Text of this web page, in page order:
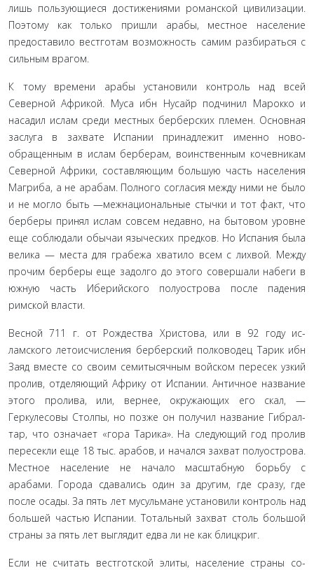
лишь пользующиеся достижениями романской цивилиза­ции.
Поэтому как только пришли арабы, местное население
предоставило вестготам возможность самим разбираться с
сильным врагом.
К тому времени арабы установили контроль над всей
Северной Африкой. Муса ибн Нусайр подчинил Марокко и
насадил ислам среди местных берберских племен. Основ­ная
заслуга в захвате Испании принадлежит именно ново­
обращенным в ислам берберам, воинственным кочевникам
Северной Африки, составляющим большую часть населе­ния
Магриба, а не арабам. Полного согласия между ними не было
и не могло быть —межнациональные стычки и тот факт, что
берберы принял ислам совсем недавно, на бытовом уровне
еще соблюдали обычаи языческих предков. Но Испа­ния была
велика — места для грабежа хватило всем с лихвой. Между
прочим берберы еще задолго до этого совершали на­беги в
южную часть Иберийского полуострова после паде­ния
римской власти.
Весной 711 г. от Рождества Христова, или в 92 году ис­
ламского летоисчисления берберский полководец Тарик ибн
Заяд вместе со своим семитысячным войском пересек узкий
пролив, отделяющий Африку от Испании. Античное назва­ние
этого пролива, или, вернее, окружающих его скал, —
Геркулесовы Столпы, но позже он получил название Гибрал­
тар, что означает «гора Тарика». На следующий год пролив
пересекли еще 18 тыс. арабов, и начался захват полуострова.
Местное население не начало масштабную борьбу с
арабами. Города сдавались один за другим, где сразу, где
после осады. За пять лет мусульмане установили контроль над
большей частью Испании. Тотальный захват столь большой
страны за пять лет выглядит едва ли не как блицкриг.
Если не считать вестготской элиты, население страны со­